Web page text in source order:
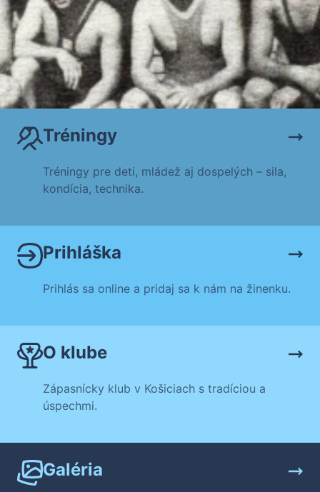
Tréningy
Tréningy pre deti, mládež aj dospelých – sila,
kondícia, technika.
Prihláška
Prihlás sa online a pridaj sa k nám na žinenku.
O klube
Zápasnícky klub v Košiciach s tradíciou a
úspechmi.
Galéria